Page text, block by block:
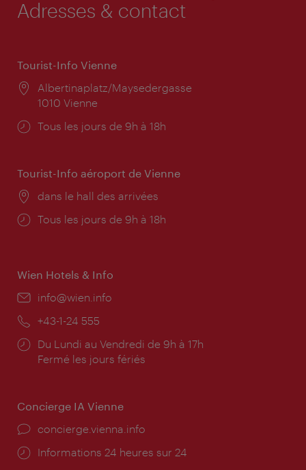
Adresses & contact
Tourist-Info Vienne
Lieu:
Albertinaplatz/Maysedergasse
1010 Vienne
Horaires
Tous les jours de 9h à 18h
Tourist-Info aéroport de Vienne
Lieu:
dans le hall des arrivées
Horaires
Tous les jours de 9h à 18h
Wien Hotels & Info
E-
info@wien.info
Téléphone:
+43-1-24 555
Horaires
d'ouverture:
Du Lundi au Vendredi de 9h à 17h
Fermé les jours fériés
Concierge IA Vienne
Ort:
concierge.vienna.info
Öffnungszeiten:
Informations 24 heures sur 24